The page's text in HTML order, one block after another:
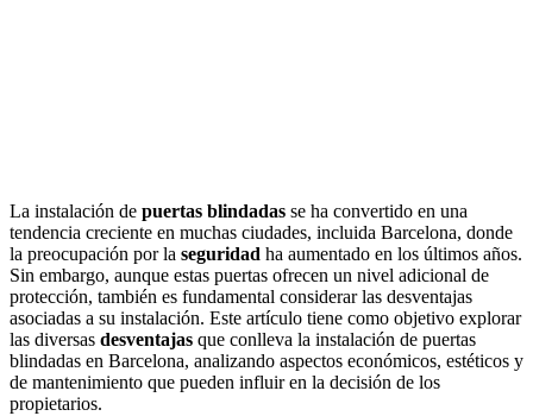
La instalación de puertas blindadas se ha convertido en una
tendencia creciente en muchas ciudades, incluida Barcelona, donde
la preocupación por la seguridad ha aumentado en los últimos años.
Sin embargo, aunque estas puertas ofrecen un nivel adicional de
protección, también es fundamental considerar las desventajas
asociadas a su instalación. Este artículo tiene como objetivo explorar
las diversas desventajas que conlleva la instalación de puertas
blindadas en Barcelona, analizando aspectos económicos, estéticos y
de mantenimiento que pueden influir en la decisión de los
propietarios.